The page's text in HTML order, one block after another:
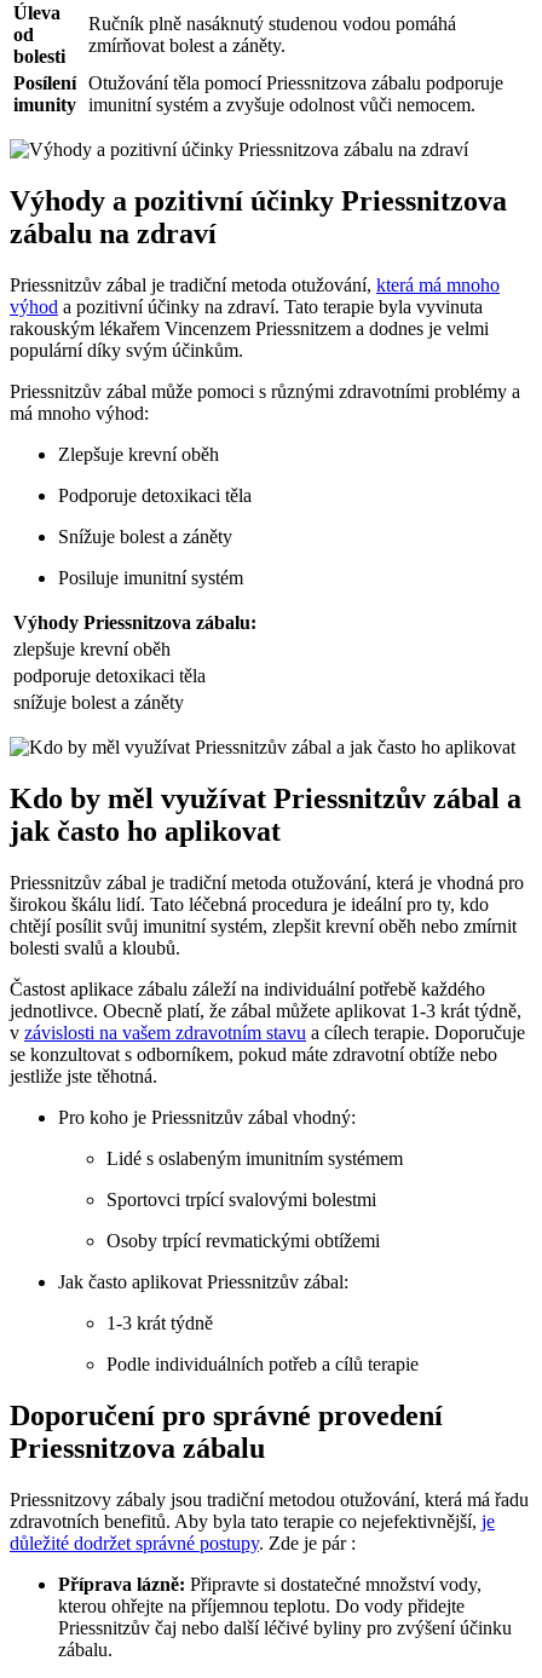
Úleva
od
bolesti
Ručník plně nasáknutý studenou vodou pomáhá
zmírňovat bolest a záněty.
Posílení
imunity
Otužování těla pomocí Priessnitzova zábalu podporuje
imunitní systém a zvyšuje odolnost vůči nemocem.
Výhody a pozitivní účinky Priessnitzova
zábalu na zdraví
Priessnitzův zábal je tradiční metoda otužování, která má mnoho
výhod a pozitivní účinky na zdraví. Tato terapie byla vyvinuta
rakouským lékařem Vincenzem Priessnitzem a dodnes je velmi
populární díky svým účinkům.
Priessnitzův zábal může pomoci s různými zdravotními problémy a
má mnoho výhod:
Zlepšuje krevní oběh
Podporuje detoxikaci těla
Snížuje bolest a záněty
Posiluje imunitní systém
Výhody Priessnitzova zábalu:
zlepšuje krevní oběh
podporuje detoxikaci těla
snížuje bolest a záněty
Kdo by měl využívat Priessnitzův zábal a
jak často ho aplikovat
Priessnitzův zábal je tradiční metoda otužování, která je vhodná pro
širokou škálu lidí. Tato léčebná procedura je ideální pro ty, kdo
chtějí posílit svůj imunitní systém, zlepšit krevní oběh nebo zmírnit
bolesti svalů a kloubů.
Častost aplikace zábalu záleží na individuální potřebě každého
jednotlivce. Obecně platí, že zábal můžete aplikovat 1-3 krát týdně,
v závislosti na vašem zdravotním stavu a cílech terapie. Doporučuje
se konzultovat s odborníkem, pokud máte zdravotní obtíže nebo
jestliže jste těhotná.
Pro koho je Priessnitzův zábal vhodný:
Lidé s oslabeným imunitním systémem
Sportovci trpící svalovými bolestmi
Osoby trpící revmatickými obtížemi
Jak často aplikovat Priessnitzův zábal:
1-3 krát týdně
Podle individuálních potřeb a cílů terapie
Doporučení pro správné provedení
Priessnitzova zábalu
Priessnitzovy zábaly jsou tradiční metodou otužování, která má řadu
zdravotních benefitů. Aby byla tato terapie co nejefektivnější, je
důležité dodržet správné postupy. Zde je pár :
Příprava lázně: Připravte si dostatečné množství vody,
kterou ohřejte na příjemnou teplotu. Do vody přidejte
Priessnitzův čaj nebo další léčivé byliny pro zvýšení účinku
zábalu.